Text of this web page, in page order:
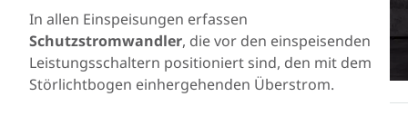
In allen Einspeisungen erfassen
Schutzstromwandler, die vor den einspeisenden
Leistungsschaltern positioniert sind, den mit dem
Störlichtbogen einhergehenden Überstrom.